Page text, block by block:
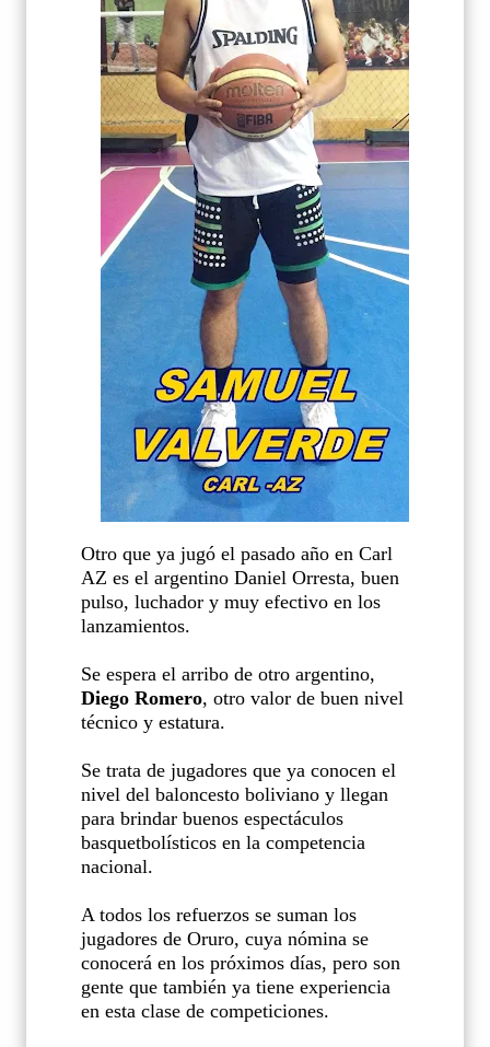
Otro que ya jugó el pasado año en Carl
AZ es el argentino Daniel Orresta, buen
pulso, luchador y muy efectivo en los
lanzamientos.
Se espera el arribo de otro argentino,
Diego Romero, otro valor de buen nivel
técnico y estatura.
Se trata de jugadores que ya conocen el
nivel del baloncesto boliviano y llegan
para brindar buenos espectáculos
basquetbolísticos en la competencia
nacional.
A todos los refuerzos se suman los
jugadores de Oruro, cuya nómina se
conocerá en los próximos días, pero son
gente que también ya tiene experiencia
en esta clase de competiciones.